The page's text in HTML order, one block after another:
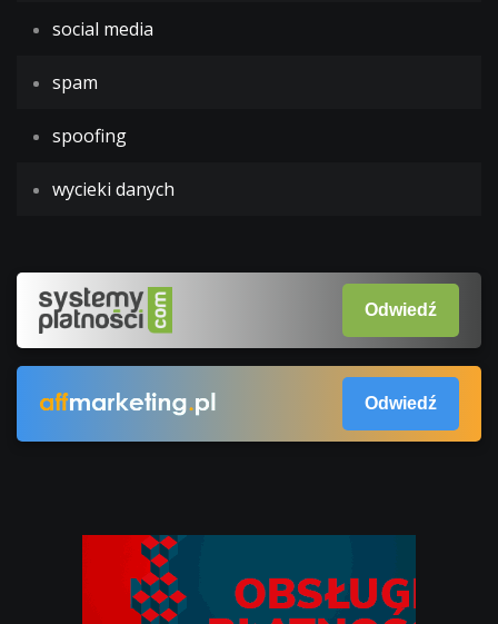
social media
spam
spoofing
wycieki danych
Odwiedź
Odwiedź